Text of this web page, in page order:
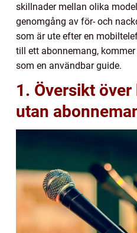
skillnader mellan olika
genomgång av för- och
som är ute efter en
till ett abonnemang,
som en användbar guide.
1. Översikt
utan